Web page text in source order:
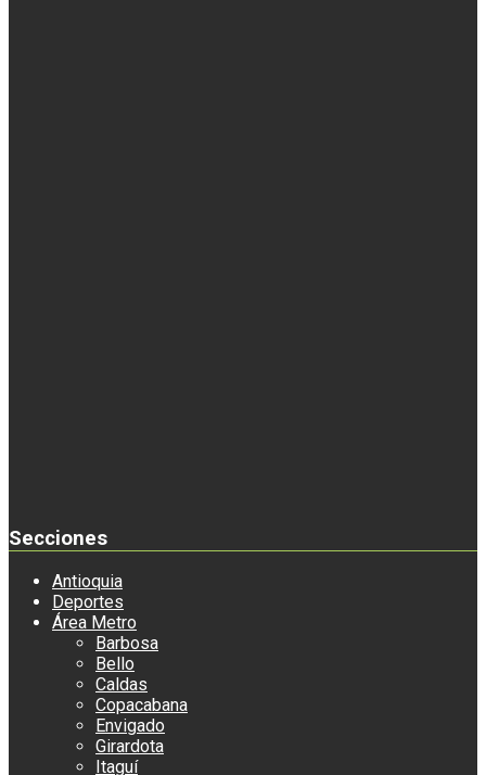
Secciones
Antioquia
Deportes
Área Metro
Barbosa
Bello
Caldas
Copacabana
Envigado
Girardota
Itaguí